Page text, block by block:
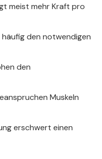
meist mehr Kraft pro
den notwendigen
den
Muskeln
erschwert einen